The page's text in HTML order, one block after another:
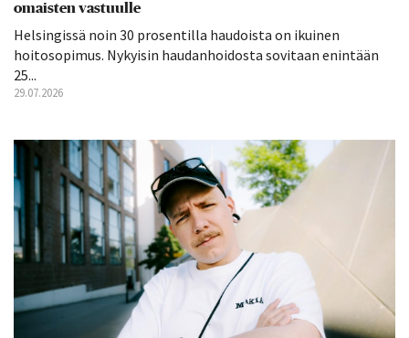
omaisten vastuulle
Helsingissä noin 30 prosentilla haudoista on ikuinen
hoitosopimus. Nykyisin haudanhoidosta sovitaan enintään
25...
29.07.2026